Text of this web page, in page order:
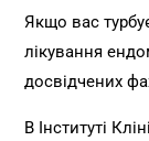
Якщо вас
лікування
досвідчених
В Інституті